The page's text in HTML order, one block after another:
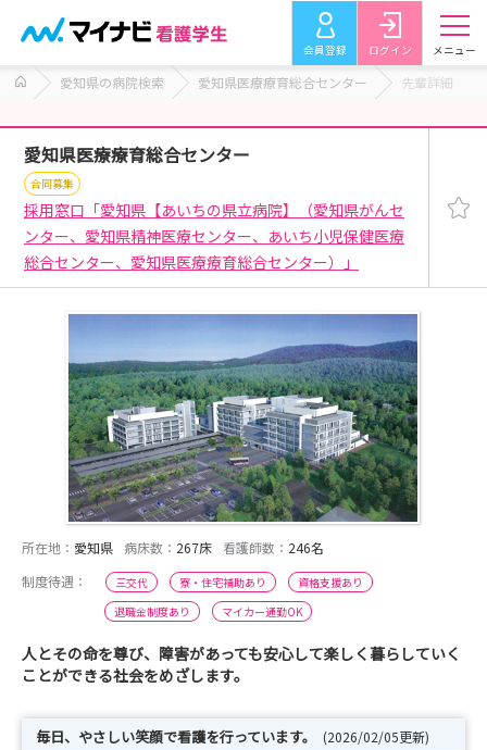
会員登録 ログイン メニュー
愛知県の病院検索 愛知県医療療育総合センター 先輩詳細
愛知県医療療育総合センター
合同募集
採用窓口「愛知県【あいちの県立病院】（愛知県がんセ
ンター、愛知県精神医療センター、あいち小児保健医療
総合センター、愛知県医療療育総合センター）」
所在地： 愛知県 病床数： 267床 看護師数： 246名
制度待遇：
三交代 寮・住宅補助あり
資格支援あり
退職金制度あり
マイカー通勤OK
人とその命を尊び、障害があっても安心して楽しく暮らしていく
ことができる社会をめざします。
毎日、やさしい笑顔で看護を行っています。 (2026/02/05更新)